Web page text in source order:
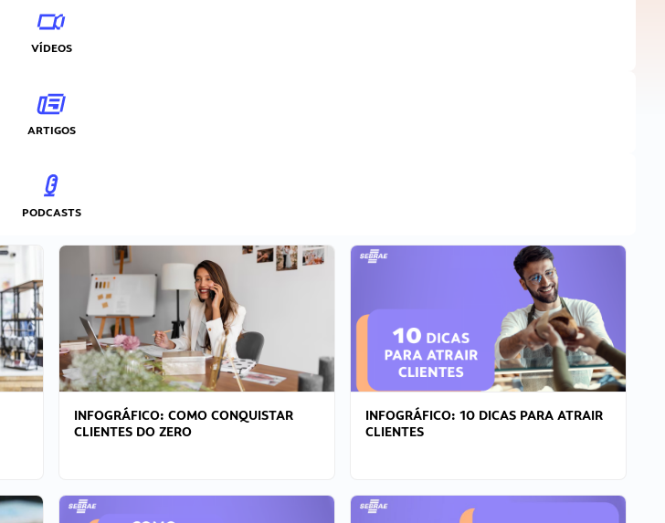
VÍDEOS
ARTIGOS
PODCASTS
INFOGRÁFICO: COMO CONQUISTAR
CLIENTES DO ZERO
INFOGRÁFICO: 10 DICAS PARA ATRAIR
CLIENTES